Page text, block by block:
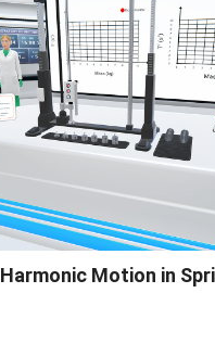
Harmonic Motion in